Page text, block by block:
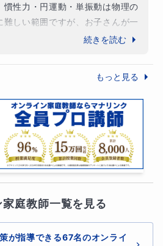
慣性力・円運動・単振動は物理の
難しい範囲ですが、お子さんが一
組んでくださったおかげで、しっ
に臨んでいただけるとのこと、私
しいです。良い結果が出ることを
り申し上げます。
続きを読む
もっと見る
庭教師一覧を見る
が指導できる67名のオンライ